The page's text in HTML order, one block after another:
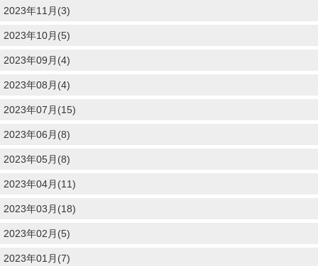
2023年11月(3)
2023年10月(5)
2023年09月(4)
2023年08月(4)
2023年07月(15)
2023年06月(8)
2023年05月(8)
2023年04月(11)
2023年03月(18)
2023年02月(5)
2023年01月(7)